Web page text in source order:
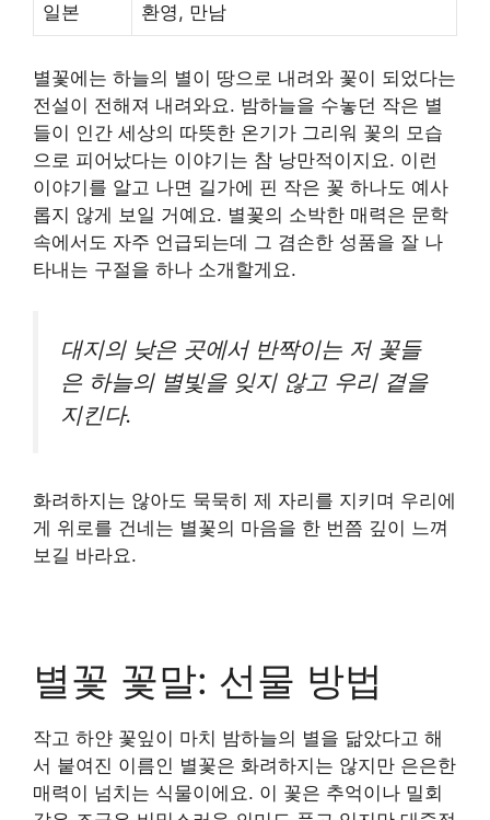
일본 환영, 만남
별꽃에는 하늘의 별이 땅으로 내려와 꽃이 되었다는
전설이 전해져 내려와요. 밤하늘을 수놓던 작은 별
들이 인간 세상의 따뜻한 온기가 그리워 꽃의 모습
으로 피어났다는 이야기는 참 낭만적이지요. 이런
이야기를 알고 나면 길가에 핀 작은 꽃 하나도 예사
롭지 않게 보일 거예요. 별꽃의 소박한 매력은 문학
속에서도 자주 언급되는데 그 겸손한 성품을 잘 나
타내는 구절을 하나 소개할게요.
대지의 낮은 곳에서 반짝이는 저 꽃들
은 하늘의 별빛을 잊지 않고 우리 곁을
지킨다.
화려하지는 않아도 묵묵히 제 자리를 지키며 우리에
게 위로를 건네는 별꽃의 마음을 한 번쯤 깊이 느껴
보길 바라요.
별꽃 꽃말: 선물 방법
작고 하얀 꽃잎이 마치 밤하늘의 별을 닮았다고 해
서 붙여진 이름인 별꽃은 화려하지는 않지만 은은한
매력이 넘치는 식물이에요. 이 꽃은 추억이나 밀회